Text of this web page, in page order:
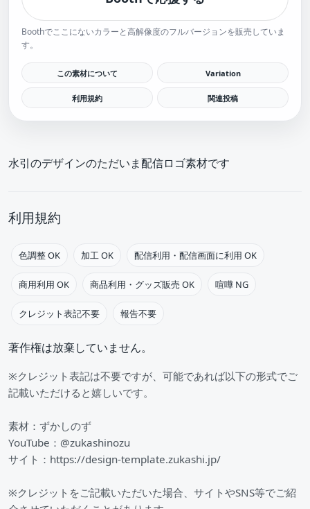
Boothでここにないカラーと高解像度のフルバージョンを販売していま
す。
この素材について Variation
利用規約 関連投稿
水引のデザインのただいま配信ロゴ素材です
利用規約
色調整 OK 加工 OK 配信利用・配信画面に利用 OK
商用利用 OK 商品利用・グッズ販売 OK 喧嘩 NG
クレジット表記不要 報告不要
著作権は放棄していません。
※クレジット表記は不要ですが、可能であれば以下の形式でご
記載いただけると嬉しいです。
素材：ずかしのず
YouTube：@zukashinozu
サイト：https://design-template.zukashi.jp/
※クレジットをご記載いただいた場合、サイトやSNS等でご紹